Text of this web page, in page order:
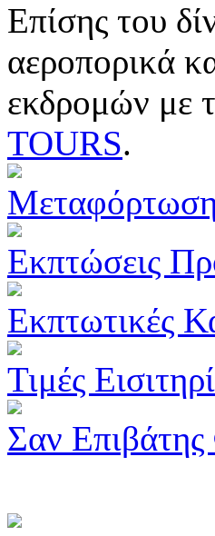
Επίσης του
αεροπορικά
εκδρομών με
TOURS.
Εκπτώσεις
Εκπτωτικές
Τιμές
Σαν